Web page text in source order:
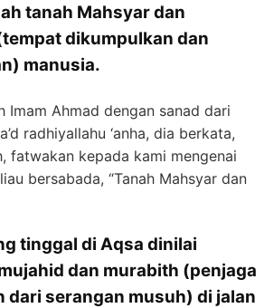
tanah Mahsyar dan
dikumpulkan dan
manusia.
Imam Ahmad dengan sanad dari
radhiyallahu ‘anha, dia berkata,
fatwakan kepada kami mengenai
bersabada, “Tanah Mahsyar dan
tinggal di Aqsa dinilai
dan murabith (penjaga
dari serangan musuh) di jalan